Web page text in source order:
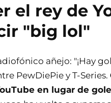
el rey de
"big lol"
añejo: "¡Hay gol
PewDiePie y T-Series.
en lugar de